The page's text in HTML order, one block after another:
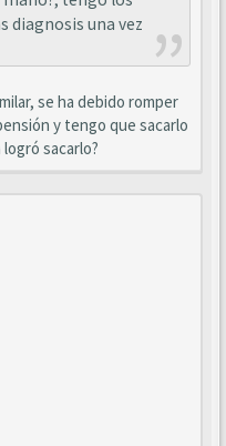
diagnosis una vez
se ha debido romper
y tengo que sacarlo
sacarlo?